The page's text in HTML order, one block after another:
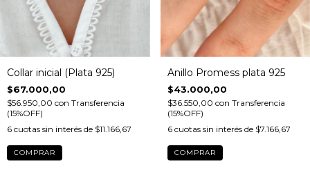
Collar inicial (Plata 925)
$67.000,00
$56.950,00 con Transferencia
(15%OFF)
6 cuotas sin interés de $11.166,67
COMPRAR
Anillo Promess plata 925
$43.000,00
$36.550,00 con Transferencia
(15%OFF)
6 cuotas sin interés de $7.166,67
COMPRAR